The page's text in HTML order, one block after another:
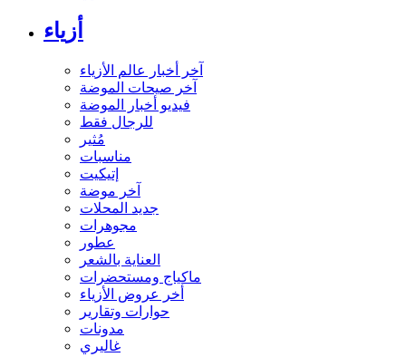
أزياء
آخر أخبار عالم الأزياء
آخر صيحات الموضة
فيديو أخبار الموضة
للرجال فقط
مُثير
مناسبات
إتيكيت
آخر موضة
جديد المحلات
مجوهرات
عطور
العناية بالشعر
ماكياج ومستحضرات
أخر عروض الأزياء
حوارات وتقارير
مدونات
غاليري